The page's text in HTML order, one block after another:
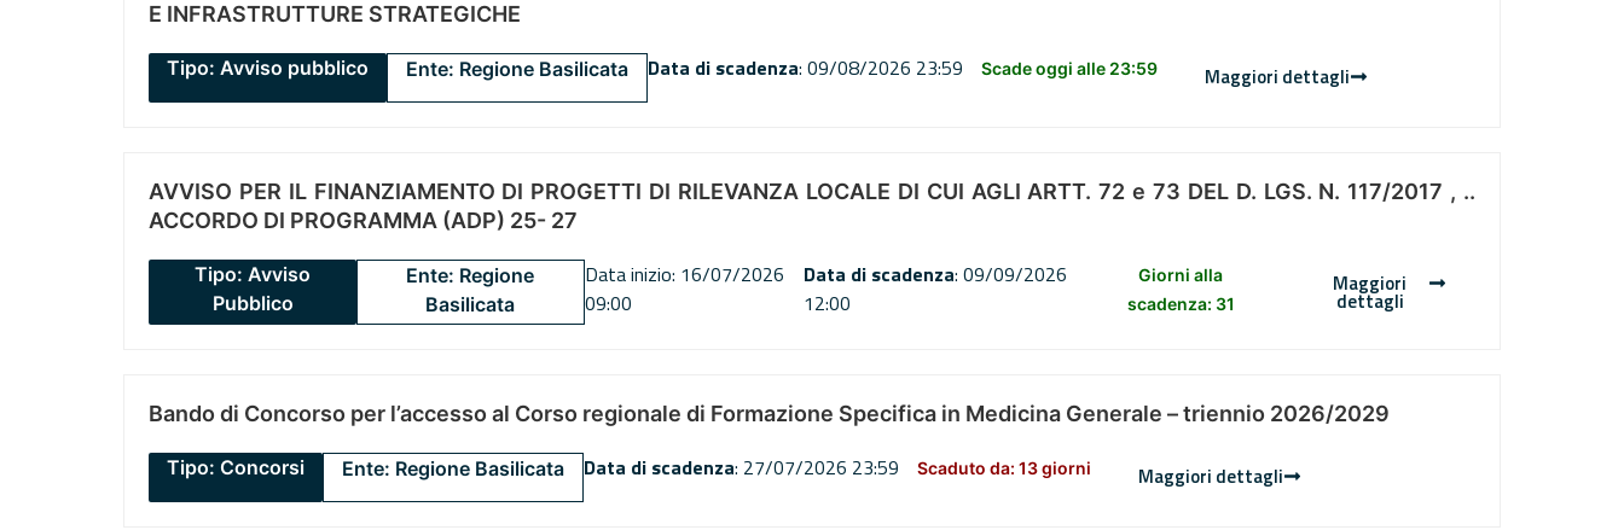
E INFRASTRUTTURE STRATEGICHE
Tipo: Avviso pubblico Ente: Regione Basilicata Data di scadenza: 09/08/2026 23:59 Scade oggi alle 23:59 Maggiori dettagli
AVVISO PER IL FINANZIAMENTO DI PROGETTI DI RILEVANZA LOCALE DI CUI AGLI ARTT. 72 e 73 DEL D. LGS. N. 117/2017 , ..
ACCORDO DI PROGRAMMA (ADP) 25- 27
Tipo: Avviso
Pubblico
Ente: Regione
Basilicata
Data inizio: 16/07/2026
09:00
Data di scadenza: 09/09/2026
12:00
Giorni alla
scadenza: 31
Maggiori
dettagli
Bando di Concorso per l’accesso al Corso regionale di Formazione Specifica in Medicina Generale – triennio 2026/2029
Tipo: Concorsi Ente: Regione Basilicata Data di scadenza: 27/07/2026 23:59 Scaduto da: 13 giorni Maggiori dettagli